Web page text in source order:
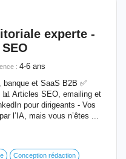
experte -
: 4-6 ans
et SaaS B2B ✅
Articles SEO, emailing et
pour dirigeants - Vos
l’IA, mais vous n’êtes ...
Conception rédaction